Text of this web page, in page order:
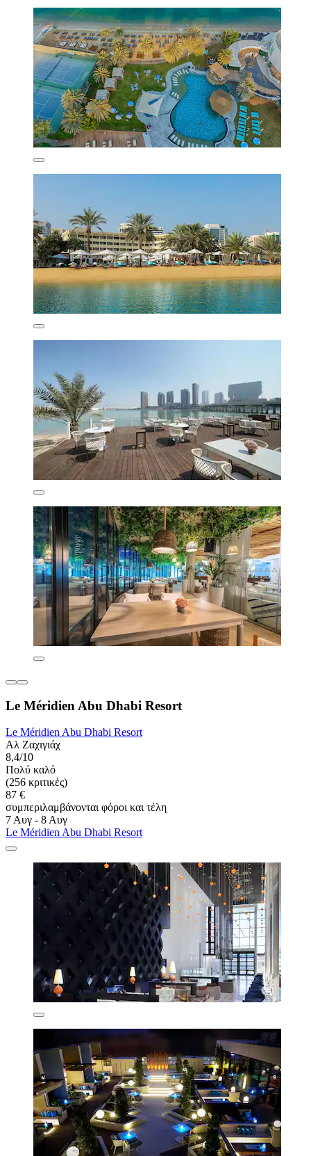
Le Méridien Abu Dhabi Resort
Le Méridien Abu Dhabi Resort
Αλ Ζαχιγιάχ
8,4/10
Πολύ καλό
(256 κριτικές)
87 €
συμπεριλαμβάνονται φόροι και τέλη
7 Αυγ - 8 Αυγ
Le Méridien Abu Dhabi Resort